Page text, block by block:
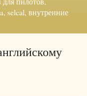
selcal, внутренние